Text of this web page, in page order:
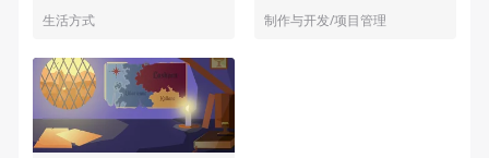
生活方式
制作与开发/项目管理